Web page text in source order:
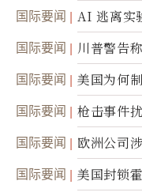
国际要闻 AI 逃离实
国际要闻 川普警告
国际要闻 美国为何
国际要闻
枪击事件
职责
国际要闻
欧洲公司
美军基地
国际要闻 美国封锁